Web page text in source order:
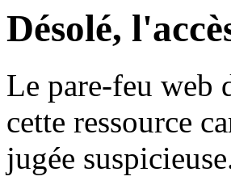
Désolé,
Le pare-feu web
cette ressource
jugée